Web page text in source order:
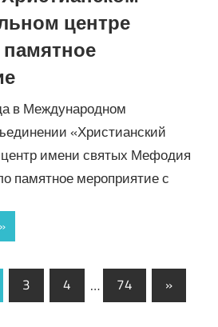
центре
в Международном
«Христианский
имени святых Мефодия
памятное мероприятие с
3 4 … 74
записи
»